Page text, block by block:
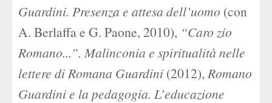
Guardini. Presenza e attesa dell’uomo (con
A. Berlaffa e G. Paone, 2010), “Caro zio
Romano...”. Malinconia e spiritualità nelle
lettere di Romana Guardini (2012), Romano
Guardini e la pedagogia. L’educazione